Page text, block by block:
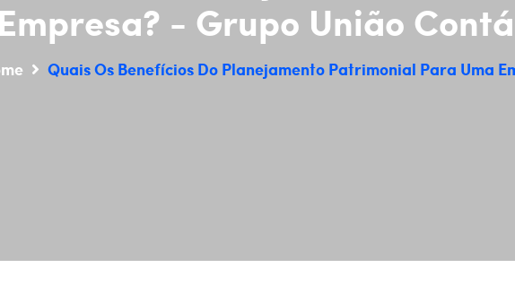
Empresa? - Grupo União
Quais Os Benefícios Do Planejamento Patrimonial Para Uma